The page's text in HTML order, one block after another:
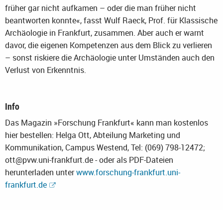
früher gar nicht aufkamen – oder die man früher nicht
beantworten konnte«, fasst Wulf Raeck, Prof. für Klassische
Archäologie in Frankfurt, zusammen. Aber auch er warnt
davor, die eigenen Kompetenzen aus dem Blick zu verlieren
– sonst riskiere die Archäologie unter Umständen auch den
Verlust von Erkenntnis.
Info
Das Magazin »Forschung Frankfurt« kann man kostenlos
hier bestellen: Helga Ott, Abteilung Marketing und
Kommunikation, Campus Westend, Tel: (069) 798-12472;
ott@pvw.uni-frankfurt.de - oder als PDF-Dateien
herunterladen unterwww.forschung-frankfurt.uni-
frankfurt.de